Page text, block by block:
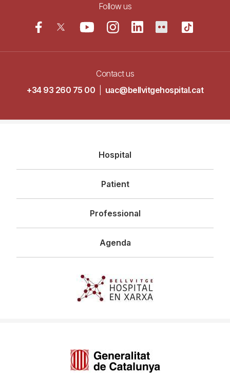
Follow us
Contact us
+34 93 260 75 00
uac@bellvitgehospital.cat
principal
Hospital
Patient
Professional
Agenda